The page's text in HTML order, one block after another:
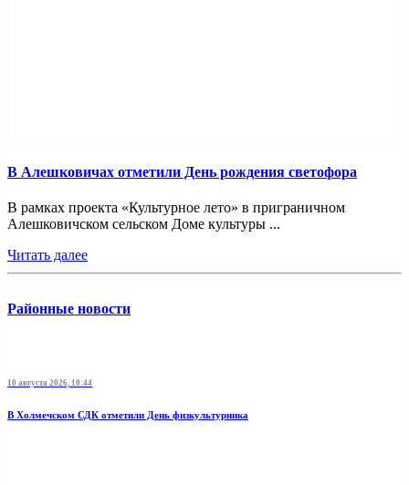
В Алешковичах отметили День рождения светофора
В рамках проекта «Культурное лето» в приграничном
Алешковичском сельском Доме культуры ...
Читать далее
Районные новости
10 августа 2026, 10:44
В Холмечском СДК отметили День физкультурника